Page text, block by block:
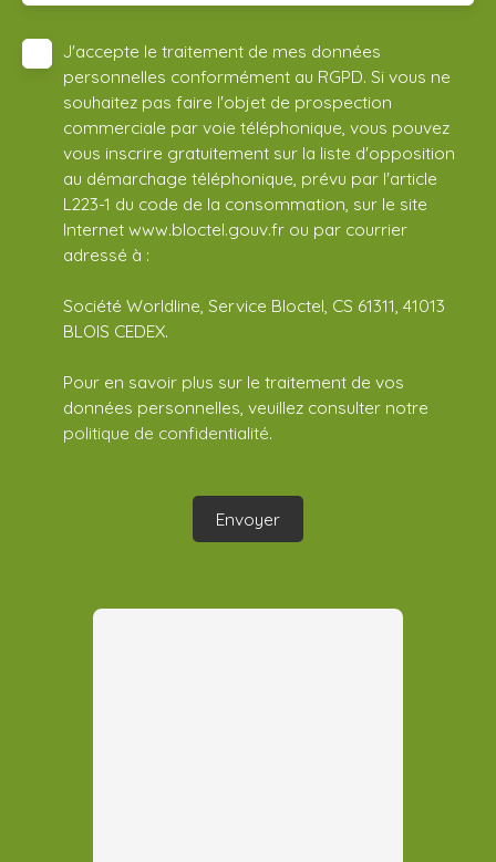
J'accepte le traitement de mes données
personnelles conformément au RGPD. Si vous ne
souhaitez pas faire l'objet de prospection
commerciale par voie téléphonique, vous pouvez
vous inscrire gratuitement sur la liste d'opposition
au démarchage téléphonique, prévu par l'article
L223-1 du code de la consommation, sur le site
Internet www.bloctel.gouv.fr ou par courrier
adressé à :
Société Worldline, Service Bloctel, CS 61311, 41013
BLOIS CEDEX.
Pour en savoir plus sur le traitement de vos
données personnelles, veuillez consulter notre
politique de confidentialité.
Envoyer